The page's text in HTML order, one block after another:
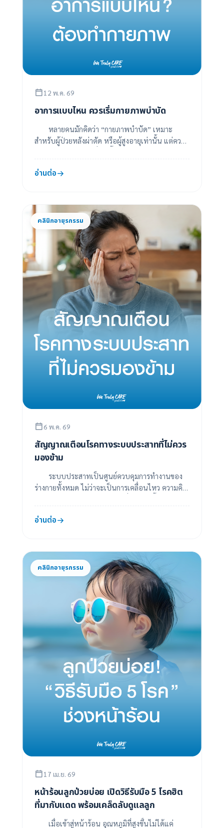
12 พ.ค. 69
อาการแบบไหน ควรเริ่มกายภาพบำบัด
หลายคนมักคิดว่า “กายภาพบำบัด” เหมาะ
สำหรับผู้ป่วยหลังผ่าตัด หรือผู้สูงอายุเท่านั้น แต่ความ
อ่านต่อ
คลินิกอายุรกรรม
6 พ.ค. 69
สัญญาณเตือนโรคทางระบบประสาทที่ไม่ควร
มองข้าม
ระบบประสาทเป็นศูนย์ควบคุมการทำงานของ
ร่างกายทั้งหมด ไม่ว่าจะเป็นการเคลื่อนไหว ความคิด
อ่านต่อ
คลินิกอายุรกรรม
17 เม.ย. 69
หน้าร้อนลูกป่วยบ่อย เปิดวิธีรับมือ 5 โรคฮิต
ที่มากับแดด พร้อมเคล็ดลับดูแลลูก
เมื่อเข้าสู่หน้าร้อน อุณหภูมิที่สูงขึ้นไม่ได้แค่